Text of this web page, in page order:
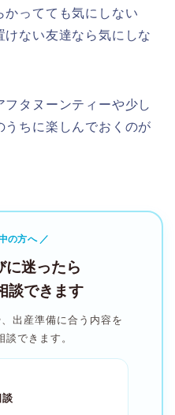
かってても気にしない
ない友達なら気にしな
タヌーンティーや少し
ちに楽しんでおくのが
の方へ ／
に迷ったら
談できます
出産準備に合う内容を
談できます。